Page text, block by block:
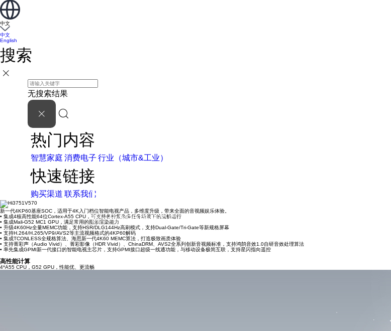
中文
中文
English
搜索
无搜索结果
热门内容
智慧家庭 消费电子 行业（城市&工业）
快速链接
购买渠道 联系我们Hi3751V570
新一代4KP60基座芯片，多维度升级，重新定义4K入门档位新标杆
新一代4KP60基座SOC，适用于4K入门档位智能电视产品，多维度升级，带来全面的音视频娱乐体验。
• 集成4核高性能64位Cortex-A55 CPU，可支持各种复杂多任务场景下的流畅运行
• 集成Mali-G52 MC1 GPU，满足常用的图形渲染能力
• 升级4K60Hz全量MEMC功能，支持HSR/DLG144Hz高刷模式，支持Dual-Gate/Tri-Gate等新规格屏幕
• 支持H.264/H.265/VP9/AVS2等主流视频格式的4KP60解码
• 集成TCONLESS全规格算法、海思新一代4K60 MEMC算法，打造极致画质体验
• 支持菁彩声（Audio Vivid）、菁彩影像（HDR Vivid）、ChinaDRM、AVS2全系列创新音视频标准，支持鸿鹄音效1.0自研音效处理算法
• 率先集成GPMI新一代接口的智能电视主芯片，支持GPMI接口超级一线通功能，与移动设备极简互联，支持星闪指向遥控
高性能计算
4*A55 CPU，G52 GPU，性能优、更流畅